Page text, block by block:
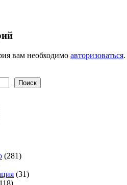
вам необходимо авторизоваться.
Поиск
(281)
(31)